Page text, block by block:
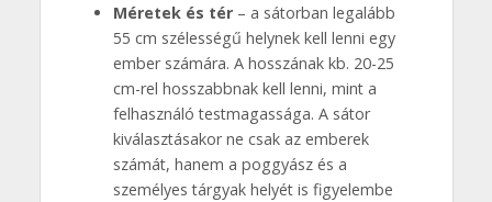
Méretek és tér– a sátorban legalább
55 cm szélességű helynek kell lenni egy
ember számára. A hosszának kb. 20-25
cm-rel hosszabbnak kell lenni, mint a
felhasználó testmagassága. A sátor
kiválasztásakor ne csak az emberek
számát, hanem a poggyász és a
személyes tárgyak helyét is figyelembe